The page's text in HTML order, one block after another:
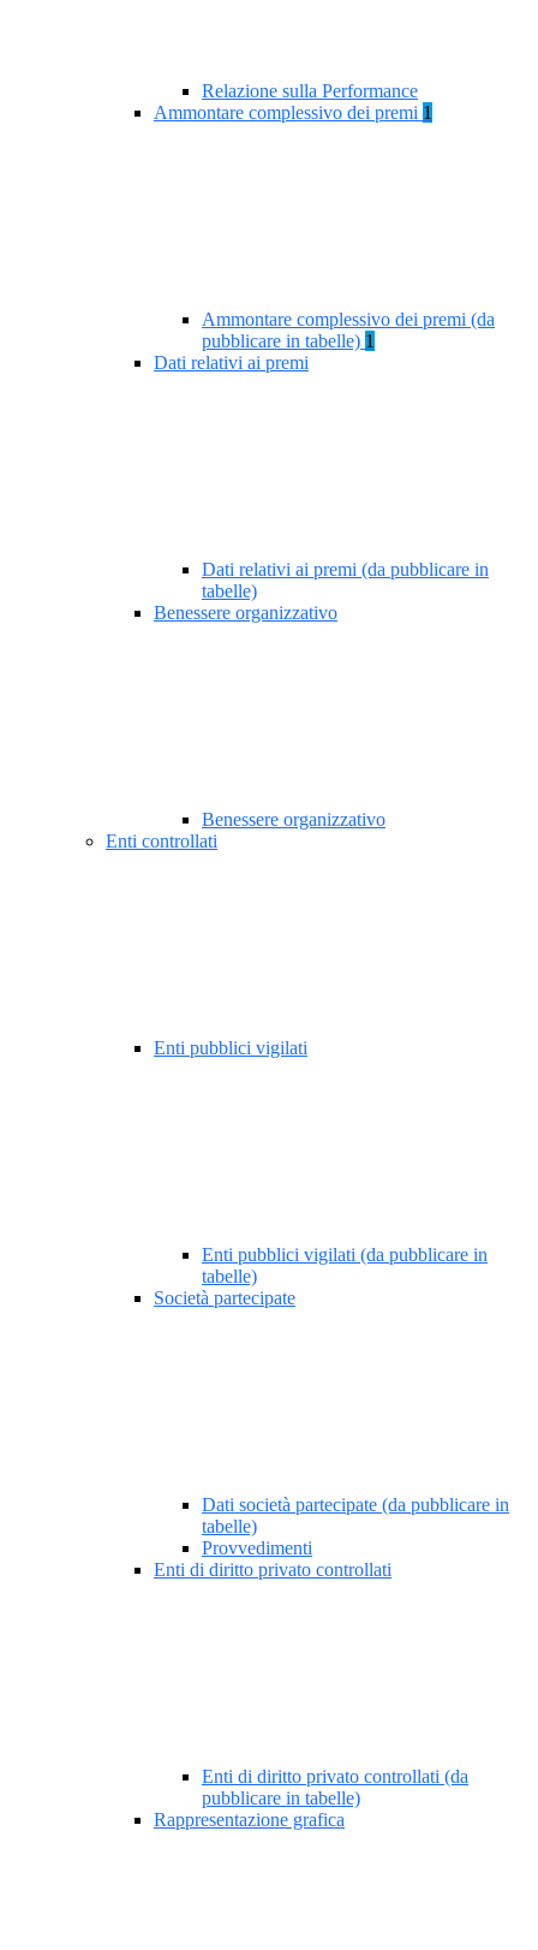
Relazione sulla Performance
Ammontare complessivo dei premi 1
Ammontare complessivo dei premi (da
pubblicare in tabelle) 1
Dati relativi ai premi
Dati relativi ai premi (da pubblicare in
tabelle)
Benessere organizzativo
Benessere organizzativo
Enti controllati
Enti pubblici vigilati
Enti pubblici vigilati (da pubblicare in
tabelle)
Società partecipate
Dati società partecipate (da pubblicare in
tabelle)
Provvedimenti
Enti di diritto privato controllati
Enti di diritto privato controllati (da
pubblicare in tabelle)
Rappresentazione grafica